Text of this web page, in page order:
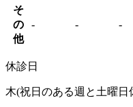
そ
の
他
- - -
休診日
木(祝日のある週と土曜